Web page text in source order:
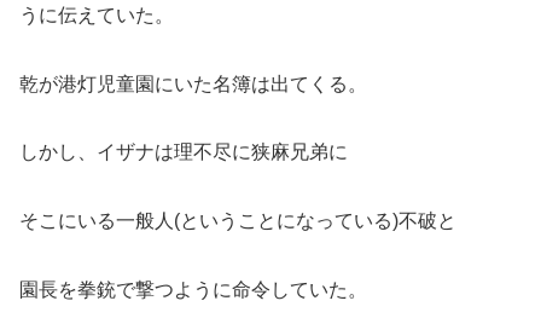
うに伝えていた。
乾が港灯児童園にいた名簿は出てくる。
しかし、イザナは理不尽に狭麻兄弟に
そこにいる一般人(ということになっている)不破と
園長を拳銃で撃つように命令していた。